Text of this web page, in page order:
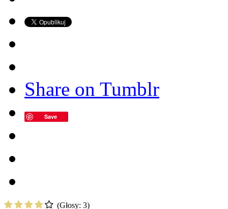
Share on Tumblr
Save
(Głosy: 3)